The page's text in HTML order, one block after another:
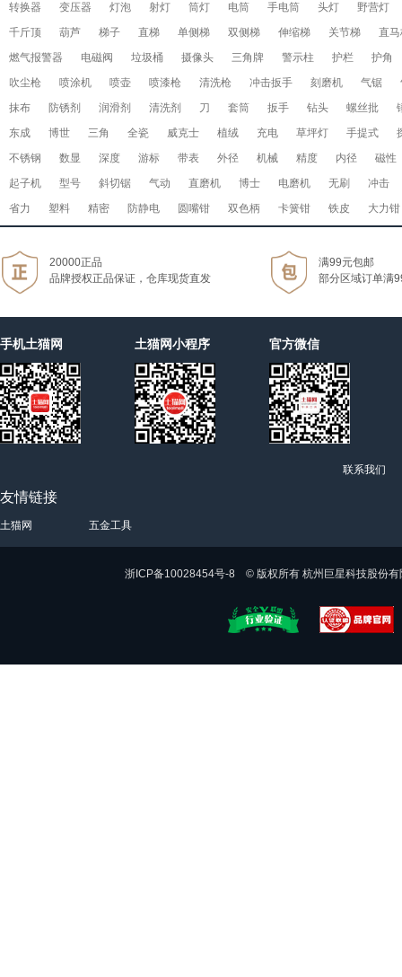
转换器
变压器 灯泡 射灯 筒灯 电筒 手电筒 头灯
野营灯
千斤顶
葫芦 梯子 直梯 单侧梯 双侧梯 伸缩梯 关节梯
直
燃气报警器
电磁阀 垃圾桶 摄像头 三角牌 警示柱 护栏
护角
吹尘枪
喷涂机 喷壶 喷漆枪 清洗枪 冲击扳手 刻磨机 气锯
抹布
防锈剂 润滑剂 清洗剂 刀 套筒 扳手 钻头 螺丝批
东成
博世 三角 全瓷 威克士 植绒 充电 草坪灯 手提式
不锈钢
数显 深度 游标 带表 外径 机械 精度 内径
磁性
起子机
型号 斜切锯 气动 直磨机 博士 电磨机 无刷
冲击
省力
塑料 精密 防静电 圆嘴钳 双色柄 卡簧钳 铁皮 大力钳
20000正品
品牌授权正品保证，仓库现货直发
满99元包邮
部分区域订单满
手机土猫网 土猫网小程序 官方微信
联系我们
友情链接
土猫网 五金工具
浙ICP备10028454号-8 © 版权所有 杭州巨星科技股份